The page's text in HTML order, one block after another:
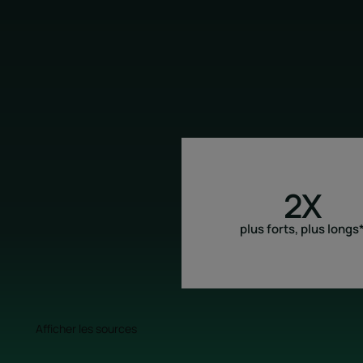
2X
plus forts, plus longs*
Afficher les sources